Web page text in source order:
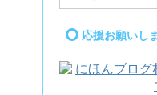
応援お願いし